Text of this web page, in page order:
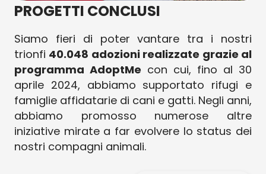
PROGETTI CONCLUSI
Siamo fieri di poter vantare tra i nostri
trionfi 40.048 adozioni realizzate grazie al
programma AdoptMe con cui, fino al 30
aprile 2024, abbiamo supportato rifugi e
famiglie affidatarie di cani e gatti. Negli anni,
abbiamo promosso numerose altre
iniziative mirate a far evolvere lo status dei
nostri compagni animali.